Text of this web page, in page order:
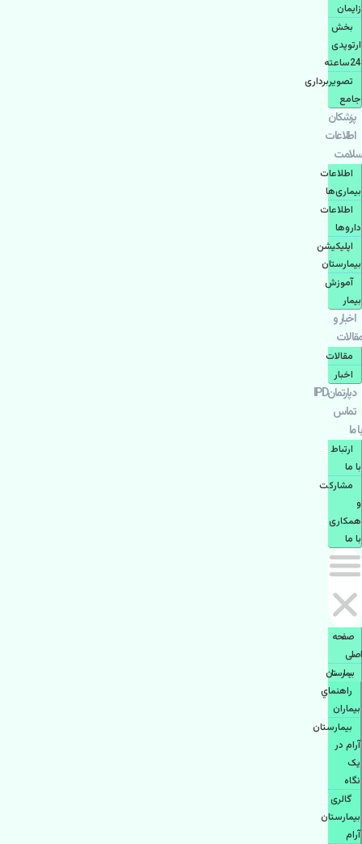
زایمان
بخش
ارتوپدی
24ساعته
تصویربرداری
جامع
پزشكان
اطلاعات
سلامت
اطلاعات
بیماری‌ها
اطلاعات
دارو‌ها
اپليكيشن
بيمارستان
آموزش
بیمار
اخبار و
مقالات
مقالات
اخبار
دپارتمانIPD
تماس
با ما
ارتباط
با ما
مشاركت
و
همكاری
با ما
صفحه
اصلی
بيمارستان
راهنماي
بیماران
بیمارستان
آرام در
یک
نگاه
گالری
بیمارستان
آرام